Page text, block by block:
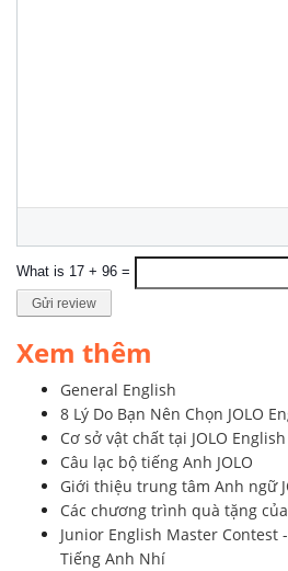
What is 17 + 96 =
Gửi review
Xem thêm
General English
8 Lý Do Bạn Nên Chọn JOLO
Cơ sở vật chất tại JOLO English
Câu lạc bộ tiếng Anh JOLO
Giới thiệu trung tâm Anh ngữ
Các chương trình quà tặng
Junior English Master Contest
Tiếng Anh Nhí